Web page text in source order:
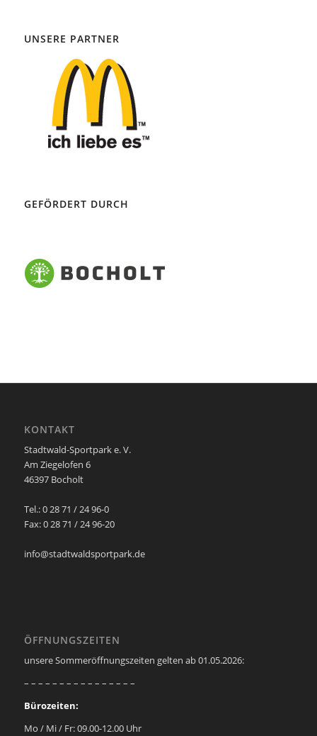
UNSERE PARTNER
GEFÖRDERT DURCH
KONTAKT
Stadtwald-Sportpark e. V.
Am Ziegelofen 6
46397 Bocholt
Tel.: 0 28 71 / 24 96-0
Fax: 0 28 71 / 24 96-20
info@stadtwaldsportpark.de
ÖFFNUNGSZEITEN
unsere Sommeröffnungszeiten gelten ab 01.05.2026:
– – – – – – – – – – – – – – – –
Bürozeiten:
Mo / Mi / Fr: 09.00-12.00 Uhr